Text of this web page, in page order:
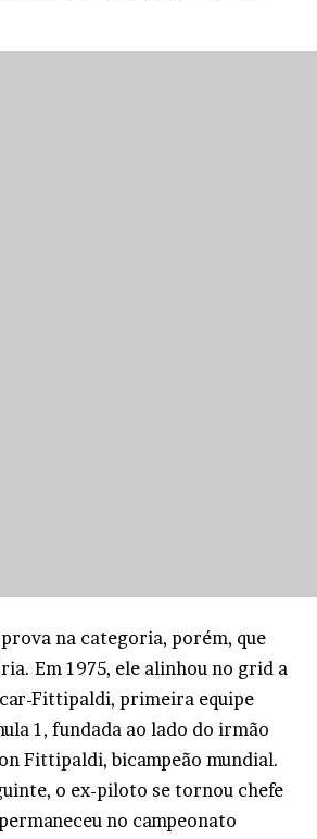
na categoria, porém, que
Em 1975, ele alinhou no grid a
Fittipaldi, primeira equipe
1, fundada ao lado do irmão
Fittipaldi, bicampeão mundial.
o ex-piloto se tornou chefe
no campeonato